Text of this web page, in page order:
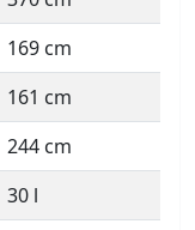
169 cm
161 cm
244 cm
30 l